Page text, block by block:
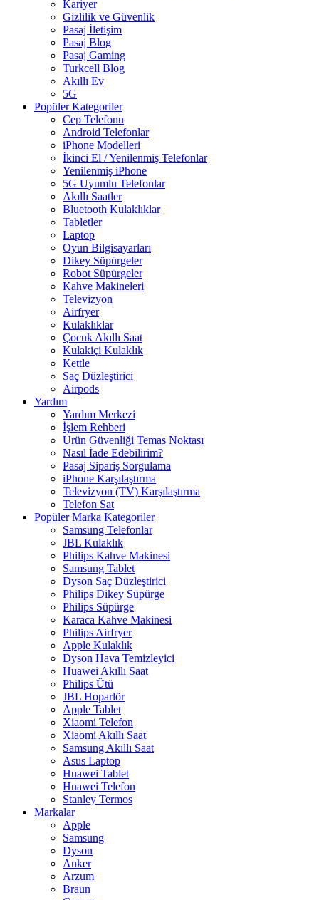
Kariyer
Gizlilik ve Güvenlik
Pasaj İletişim
Pasaj Blog
Pasaj Gaming
Turkcell Blog
Akıllı Ev
5G
Popüler Kategoriler
Cep Telefonu
Android Telefonlar
iPhone Modelleri
İkinci El / Yenilenmiş Telefonlar
Yenilenmiş iPhone
5G Uyumlu Telefonlar
Akıllı Saatler
Bluetooth Kulaklıklar
Tabletler
Laptop
Oyun Bilgisayarları
Dikey Süpürgeler
Robot Süpürgeler
Kahve Makineleri
Televizyon
Airfryer
Kulaklıklar
Çocuk Akıllı Saat
Kulakiçi Kulaklık
Kettle
Saç Düzleştirici
Airpods
Yardım
Yardım Merkezi
İşlem Rehberi
Ürün Güvenliği Temas Noktası
Nasıl İade Edebilirim?
Pasaj Sipariş Sorgulama
iPhone Karşılaştırma
Televizyon (TV) Karşılaştırma
Telefon Sat
Popüler Marka Kategoriler
Samsung Telefonlar
JBL Kulaklık
Philips Kahve Makinesi
Samsung Tablet
Dyson Saç Düzleştirici
Philips Dikey Süpürge
Philips Süpürge
Karaca Kahve Makinesi
Philips Airfryer
Apple Kulaklık
Dyson Hava Temizleyici
Huawei Akıllı Saat
Philips Ütü
JBL Hoparlör
Apple Tablet
Xiaomi Telefon
Xiaomi Akıllı Saat
Samsung Akıllı Saat
Asus Laptop
Huawei Tablet
Huawei Telefon
Stanley Termos
Markalar
Apple
Samsung
Dyson
Anker
Arzum
Braun